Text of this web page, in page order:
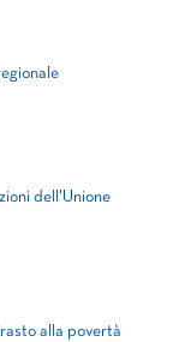
dell'Unione
alla povertà